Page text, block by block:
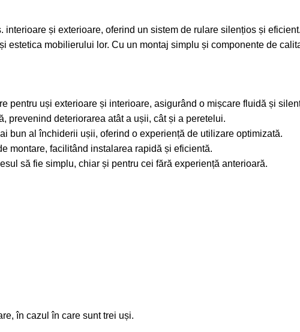
și exterioare, oferind un sistem de rulare silențios și
mobilierului lor. Cu un montaj simplu și componente de
pentru uși exterioare și interioare, asigurând o mișcare fluidă și
prevenind deteriorarea atât a ușii, cât și a peretelui.
bun al închiderii ușii, oferind o experiență de utilizare optimizată.
montare, facilitând instalarea rapidă și eficientă.
să fie simplu, chiar și pentru cei fără experiență anterioară.
în cazul în care sunt trei uși.